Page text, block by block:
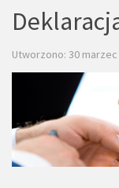
Utworzono: 30 marzec